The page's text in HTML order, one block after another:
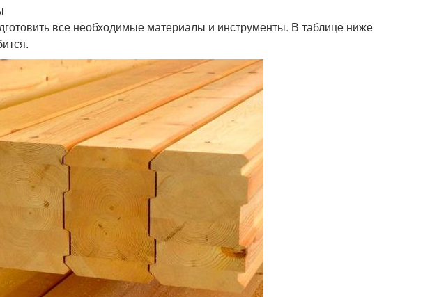
все необходимые материалы и инструменты. В таблице ниже